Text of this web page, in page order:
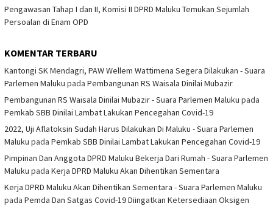
Pengawasan Tahap I dan II, Komisi II DPRD Maluku Temukan Sejumlah
Persoalan di Enam OPD
KOMENTAR TERBARU
Kantongi SK Mendagri, PAW Wellem Wattimena Segera Dilakukan - Suara
Parlemen Maluku pada Pembangunan RS Waisala Dinilai Mubazir
Pembangunan RS Waisala Dinilai Mubazir - Suara Parlemen Maluku pada
Pemkab SBB Dinilai Lambat Lakukan Pencegahan Covid-19
2022, Uji Aflatoksin Sudah Harus Dilakukan Di Maluku - Suara Parlemen
Maluku pada Pemkab SBB Dinilai Lambat Lakukan Pencegahan Covid-19
Pimpinan Dan Anggota DPRD Maluku Bekerja Dari Rumah - Suara Parlemen
Maluku pada Kerja DPRD Maluku Akan Dihentikan Sementara
Kerja DPRD Maluku Akan Dihentikan Sementara - Suara Parlemen Maluku
pada Pemda Dan Satgas Covid-19 Diingatkan Ketersediaan Oksigen